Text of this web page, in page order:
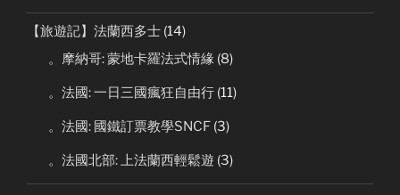
【旅遊記】法蘭西多士 (14)
。摩納哥: 蒙地卡羅法式情緣 (8)
。法國: 一日三國瘋狂自由行 (11)
。法國: 國鐵訂票教學SNCF (3)
。法國北部: 上法蘭西輕鬆遊 (3)